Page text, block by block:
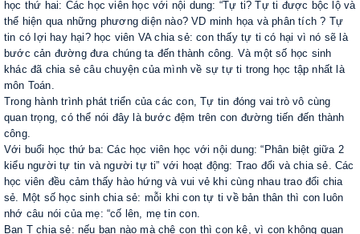
học thứ hai: Các học viên học với nội dung: “Tự ti? Tự ti được bộc lộ và
thể hiện qua những phương diện nào? VD minh họa và phân tích ? Tự
tin có lợi hay hại? học viên VA chia sẻ: con thấy tự ti có hại vì nó sẽ là
bước cản đường đưa chúng ta đến thành công. Và một số học sinh
khác đã chia sẻ câu chuyện của mình về sự tự ti trong học tập nhất là
môn Toán.
Trong hành trình phát triển của các con, Tự tin đóng vai trò vô cùng
quan trọng, có thể nói đây là bước đệm trên con đường tiến đến thành
công.
Với buổi học thứ ba: Các học viên học với nội dung: “Phân biệt giữa 2
kiểu người tự tin và người tự ti” với hoạt động: Trao đổi và chia sẻ. Các
học viên đều cảm thấy hào hứng và vui vẻ khi cùng nhau trao đổi chia
sẻ. Một số học sinh chia sẻ: mỗi khi con tự ti về bản thân thì con luôn
nhớ câu nói của mẹ: “cố lên, mẹ tin con.
Bạn T chia sẻ: nếu bạn nào mà chê con thì con kệ, vì con không quan